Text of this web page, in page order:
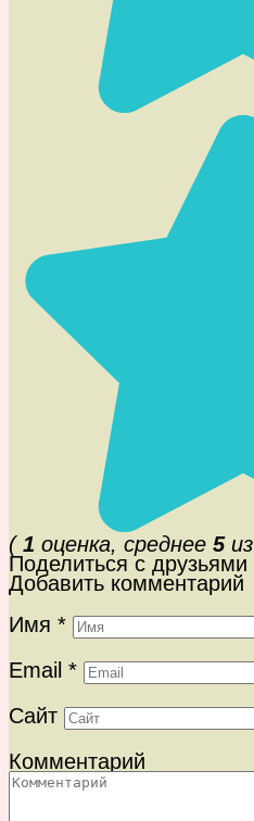
( 1 оценка, среднее 5из
Поделиться с друзьями
Добавить комментарий
Имя *
Email *
Сайт
Комментарий